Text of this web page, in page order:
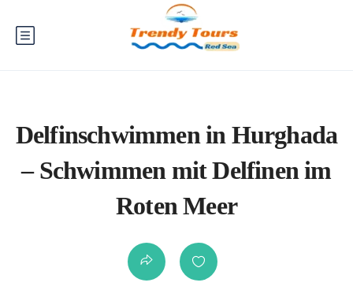
Delfinschwimmen in Hurghada
– Schwimmen mit Delfinen im
Roten Meer